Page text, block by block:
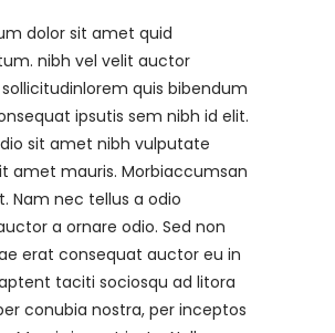
dolor sit amet quid
nibh vel velit auctor
quis bibendum
ipsutis sem nibh id elit.
sit amet nibh vulputate
amet mauris. Morbiaccumsan
Nam nec tellus a odio
a ornare odio. Sed non
erat consequat auctor eu in
taciti sociosqu ad litora
conubia nostra, per inceptos